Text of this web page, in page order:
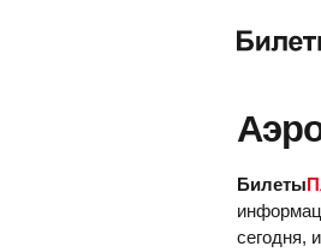
Билеты
сегодня,